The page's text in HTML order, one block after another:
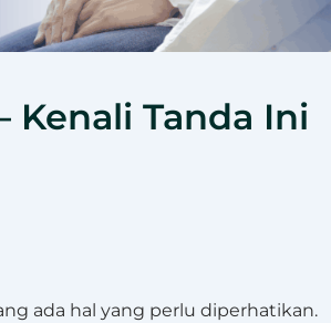
Kenali Tanda Ini
ada hal yang perlu diperhatikan.